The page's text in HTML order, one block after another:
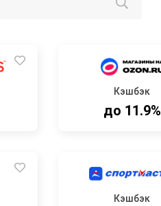
Кэшбэк
до 11.9%
Кэшбэк